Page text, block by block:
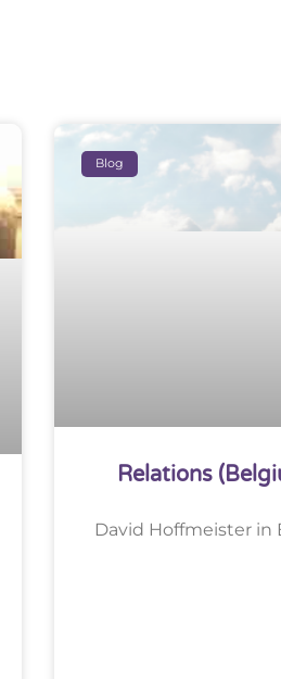
Blog
Relations
David Hoffmeister in